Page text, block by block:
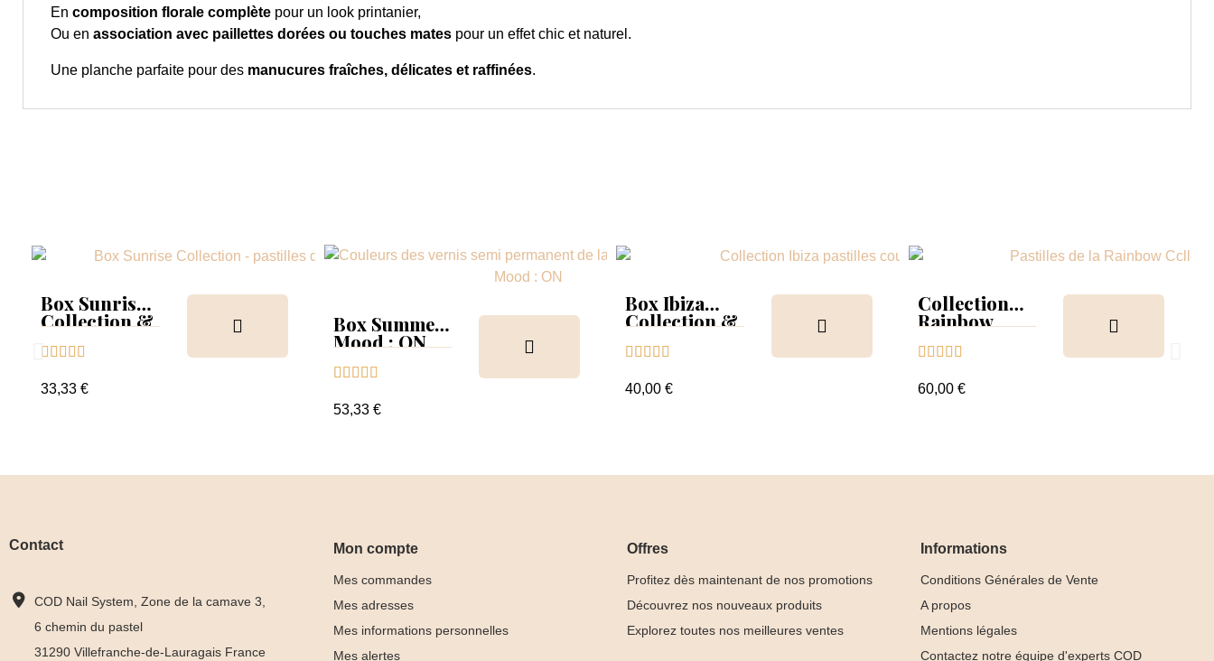
En composition florale complète pour un look printanier,
Ou en association avec paillettes dorées ou touches mates pour un effet chic et naturel.
Une planche parfaite pour des manucures fraîches, délicates et raffinées.
Box Sunrise
Collection &
    
33,33 €
Box Summer
Mood : ON
Collection &
Tips+nuancier
    
53,33 €
Box Ibiza
Collection &
    
40,00 €
Collection
Rainbow
nuancier
    
60,00 €
Contact
COD Nail System, Zone de la camave 3,
6 chemin du pastel
31290 Villefranche-de-Lauragais France
Mon compte
Mes commandes
Mes adresses
Mes informations personnelles
Mes alertes
Offres
Profitez dès maintenant de nos promotions
Découvrez nos nouveaux produits
Explorez toutes nos meilleures ventes
Informations
Conditions Générales de Vente
A propos
Mentions légales
Contactez notre équipe d'experts COD